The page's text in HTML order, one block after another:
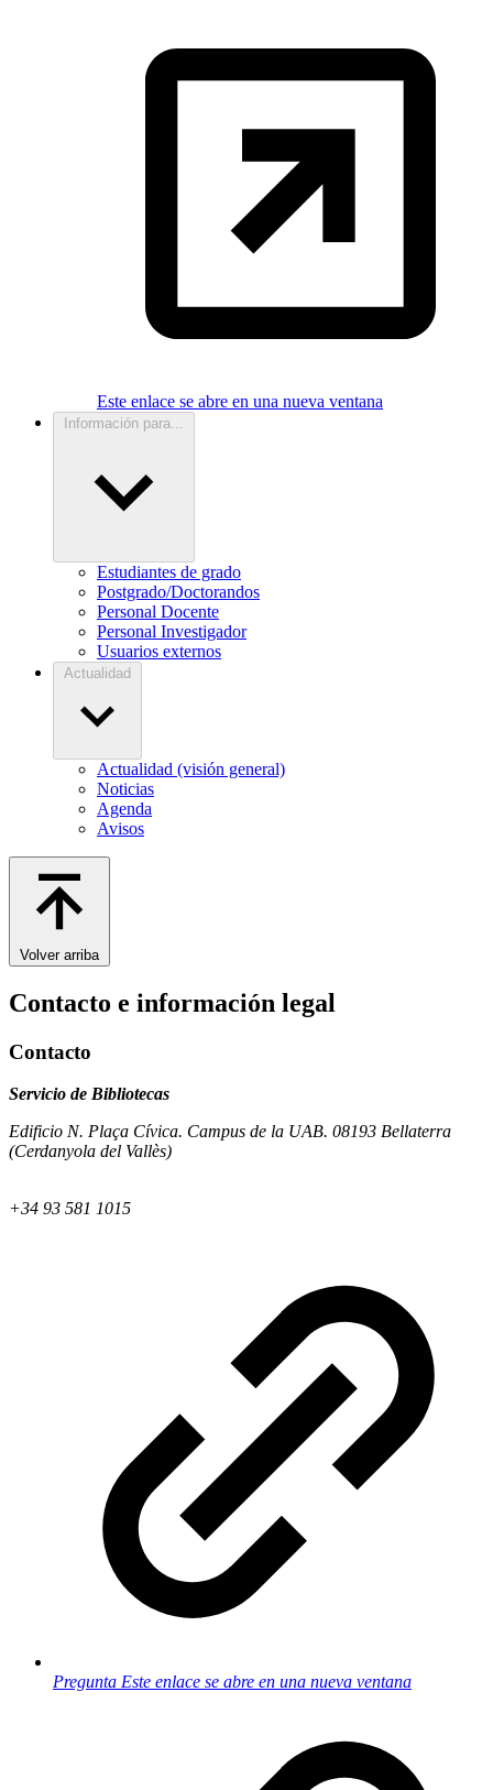
Este enlace se abre en una nueva ventana
Información para...
Estudiantes de grado
Postgrado/Doctorandos
Personal Docente
Personal Investigador
Usuarios externos
Actualidad
Actualidad (visión general)
Noticias
Agenda
Avisos
Volver arriba
Contacto e información legal
Contacto
Servicio de Bibliotecas
Edificio N. Plaça Cívica. Campus de la UAB. 08193 Bellaterra
(Cerdanyola del Vallès)
+34 93 581 1015
Pregunta Este enlace se abre en una nueva ventana